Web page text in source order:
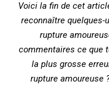
Voici la fin de cet
reconnaître quelques-
rupture
commentaires ce que
la plus grosse
rupture amoureuse